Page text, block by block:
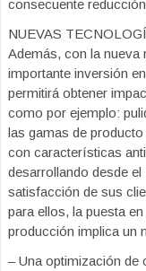
consecuente
NUEVAS
Además, con la nueva
importante inversión
permitirá obtener
como por ejemplo:
las gamas de
con características
desarrollando desde
satisfacción de sus
para ellos, la puesta
producción implica un
– Una optimización